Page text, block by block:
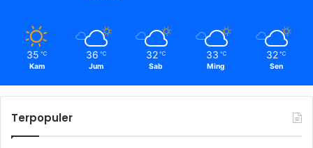
35 ℃
Kam
36 ℃
Jum
32 ℃
Sab
33 ℃
Ming
32 ℃
Sen
Terpopuler